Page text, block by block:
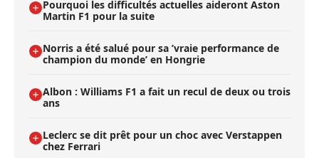
Pourquoi les difficultés actuelles aideront Aston
Martin F1 pour la suite
Norris a été salué pour sa ’vraie performance de
champion du monde’ en Hongrie
Albon : Williams F1 a fait un recul de deux ou trois
ans
Leclerc se dit prêt pour un choc avec Verstappen
chez Ferrari